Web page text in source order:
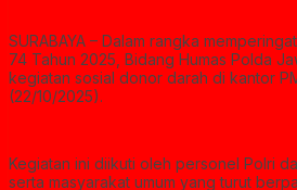
SURABAYA – Dalam rangka
74 Tahun 2025, Bidang Humas Polda
kegiatan sosial donor darah di kantor
(22/10/2025).
Kegiatan ini diikuti oleh personel Polri
serta masyarakat umum yang turut